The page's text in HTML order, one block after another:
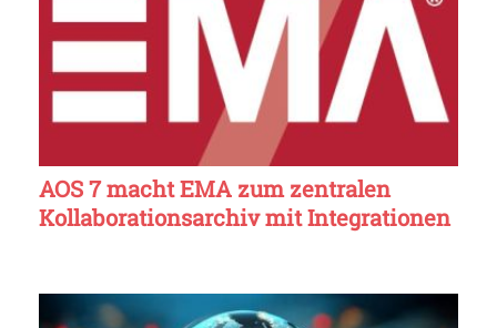
AOS 7 macht EMA zum zentralen
Kollaborationsarchiv mit Integrationen